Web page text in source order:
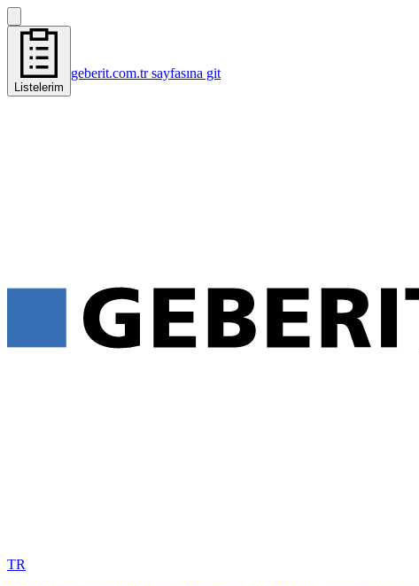
Listelerim
geberit.com.tr sayfasına git
TR